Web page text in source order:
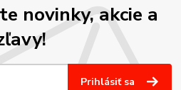
novinky, akcie a
Prihlásiť sa